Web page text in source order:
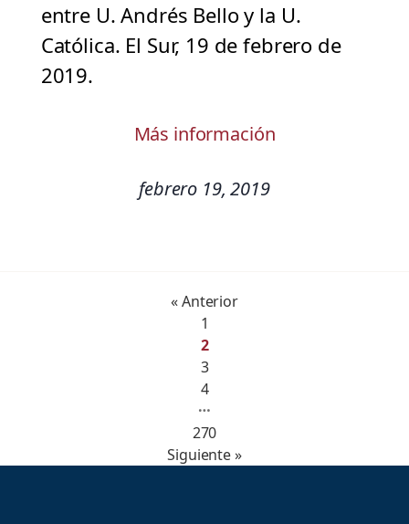
entre U. Andrés Bello y la U.
Católica. El Sur, 19 de febrero de
2019.
Más información
febrero 19, 2019
« Anterior
1
2
3
4
…
270
Siguiente »